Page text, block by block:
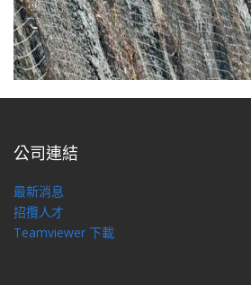
公司連結
最新消息
招攬人才
Teamviewer 下載